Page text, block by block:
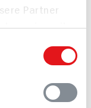
Partner
mit
Rahmen
Mehr